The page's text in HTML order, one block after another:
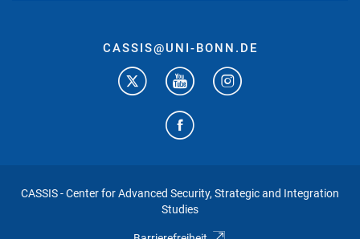
CASSIS@UNI-BONN.DE
CASSIS - Center for Advanced Security, Strategic and Integration
Studies